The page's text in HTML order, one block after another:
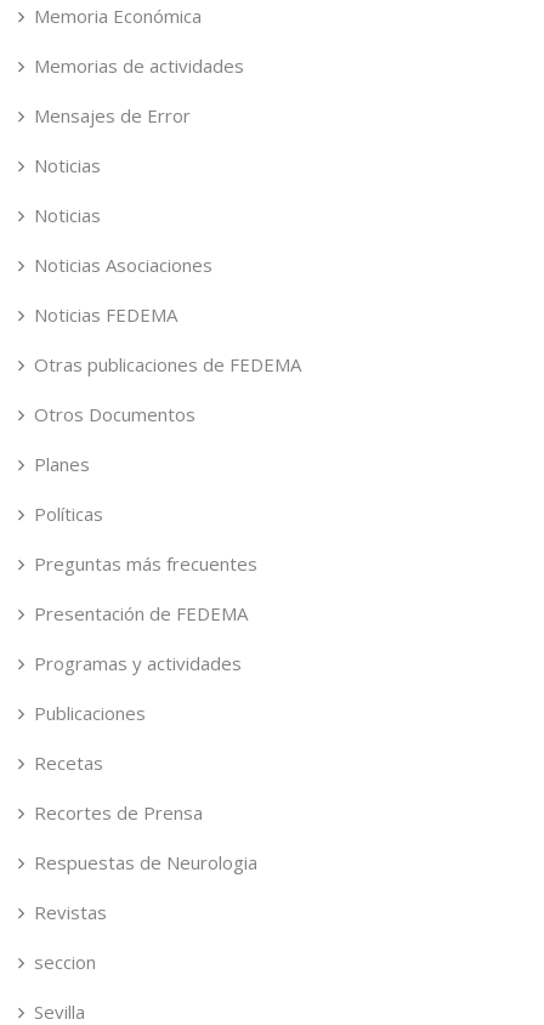
Memoria Económica
Memorias de actividades
Mensajes de Error
Noticias
Noticias
Noticias Asociaciones
Noticias FEDEMA
Otras publicaciones de FEDEMA
Otros Documentos
Planes
Políticas
Preguntas más frecuentes
Presentación de FEDEMA
Programas y actividades
Publicaciones
Recetas
Recortes de Prensa
Respuestas de Neurologia
Revistas
seccion
Sevilla